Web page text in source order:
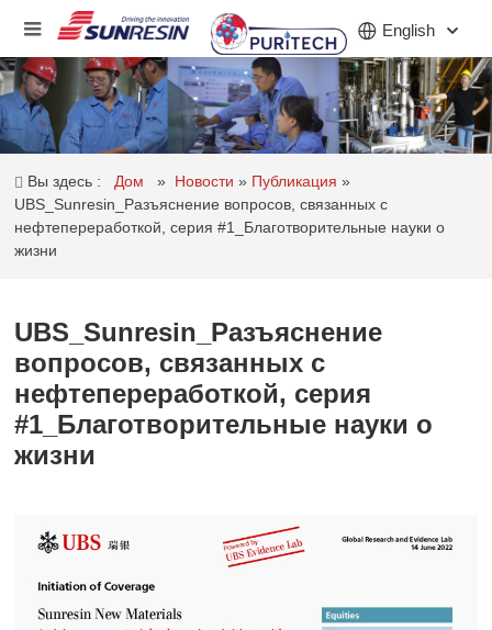
English
КОМПАНИЯ
ПРОДУКТ
НОВОСТИ
КАРЬЕРА
КОНТАКТ
Вы здесь : Дом » Новости» Публикация»
UBS_Sunresin_Разъяснение вопросов, связанных с
нефтепереработкой, серия #1_Благотворительные науки о
жизни
UBS_Sunresin_Разъяснение
вопросов, связанных с
нефтепереработкой, серия
#1_Благотворительные науки о
жизни